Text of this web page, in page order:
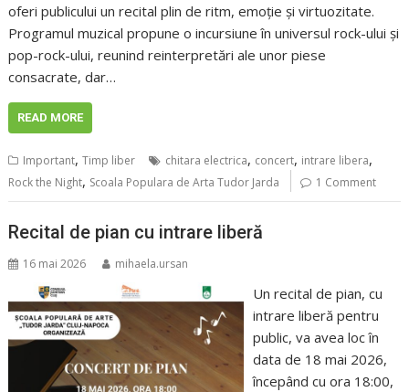
oferi publicului un recital plin de ritm, emoție și virtuozitate.
Programul muzical propune o incursiune în universul rock-ului și
pop-rock-ului, reunind reinterpretări ale unor piese
consacrate, dar…
READ MORE
Important,Timp liber chitara electrica, concert, intrare libera,
Rock the Night, Scoala Populara de Arta Tudor Jarda 1 Comment
Recital de pian cu intrare liberă
16 mai 2026 mihaela.ursan
Un recital de pian, cu
intrare liberă pentru
public, va avea loc în
data de 18 mai 2026,
începând cu ora 18:00,